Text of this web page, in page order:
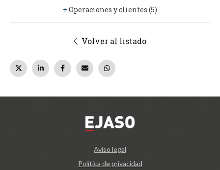
+ Operaciones y clientes (5)
Volver al listado
Aviso legal
Política de privacidad